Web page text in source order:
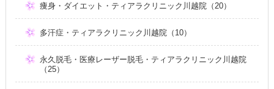
痩身・ダイエット・ティアラクリニック川越院（20）
多汗症・ティアラクリニック川越院（10）
永久脱毛・医療レーザー脱毛・ティアラクリニック川越院
（25）